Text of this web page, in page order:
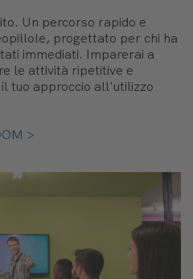
Un percorso rapido e
progettato per chi ha
immediati. Imparerai a
le attività ripetitive e
tuo approccio all'utilizzo
>